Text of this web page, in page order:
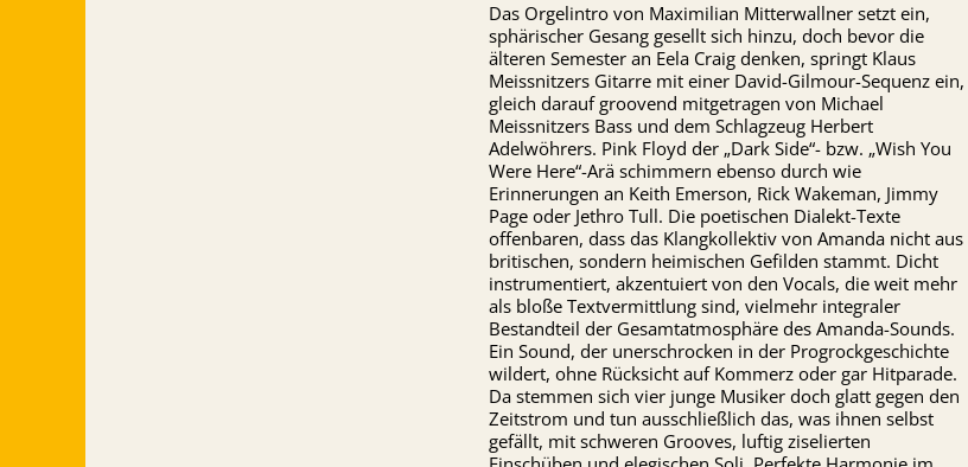
Das Orgelintro von Maximilian Mitterwallner setzt ein,
sphärischer Gesang gesellt sich hinzu, doch bevor die
älteren Semester an Eela Craig denken, springt Klaus
Meissnitzers Gitarre mit einer David-Gilmour-Sequenz ein,
gleich darauf groovend mitgetragen von Michael
Meissnitzers Bass und dem Schlagzeug Herbert
Adelwöhrers. Pink Floyd der „Dark Side“- bzw. „Wish You
Were Here“-Arä schimmern ebenso durch wie
Erinnerungen an Keith Emerson, Rick Wakeman, Jimmy
Page oder Jethro Tull. Die poetischen Dialekt-Texte
offenbaren, dass das Klangkollektiv von Amanda nicht aus
britischen, sondern heimischen Gefilden stammt. Dicht
instrumentiert, akzentuiert von den Vocals, die weit mehr
als bloße Textvermittlung sind, vielmehr integraler
Bestandteil der Gesamtatmosphäre des Amanda-Sounds.
Ein Sound, der unerschrocken in der Progrockgeschichte
wildert, ohne Rücksicht auf Kommerz oder gar Hitparade.
Da stemmen sich vier junge Musiker doch glatt gegen den
Zeitstrom und tun ausschließlich das, was ihnen selbst
gefällt, mit schweren Grooves, luftig ziselierten